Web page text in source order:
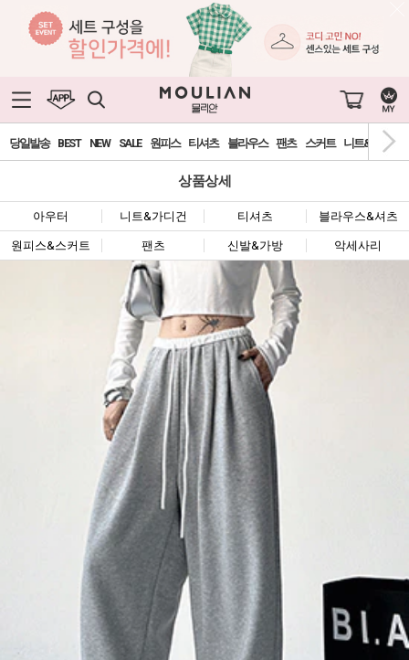
당일발송 BEST NEW SALE 원피스 티셔츠 블라우스 팬츠 스커트 니트&가디건
상품상세
아우터 니트&가디건 티셔츠 블라우스&셔츠
원피스&스커트 팬츠 신발&가방 악세사리